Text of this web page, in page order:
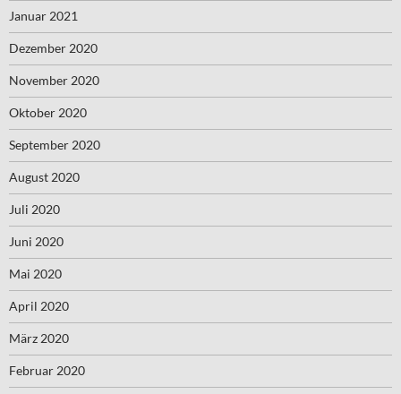
Januar 2021
Dezember 2020
November 2020
Oktober 2020
September 2020
August 2020
Juli 2020
Juni 2020
Mai 2020
April 2020
März 2020
Februar 2020